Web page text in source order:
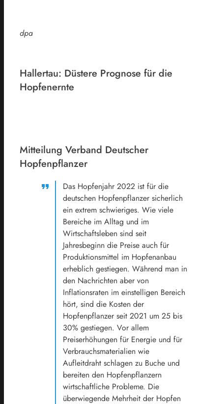
dpa
Hallertau: Düstere Prognose für die
Hopfenernte
Mitteilung Verband Deutscher
Hopfenpflanzer
Das Hopfenjahr 2022 ist für die
deutschen Hopfenpflanzer sicherlich
ein extrem schwieriges. Wie viele
Bereiche im Alltag und im
Wirtschaftsleben sind seit
Jahresbeginn die Preise auch für
Produktionsmittel im Hopfenanbau
erheblich gestiegen. Während man in
den Nachrichten aber von
Inflationsraten im einstelligen Bereich
hört, sind die Kosten der
Hopfenpflanzer seit 2021 um 25 bis
30% gestiegen. Vor allem
Preiserhöhungen für Energie und für
Verbrauchsmaterialien wie
Aufleitdraht schlagen zu Buche und
bereiten den Hopfenpflanzern
wirtschaftliche Probleme. Die
überwiegende Mehrheit der Hopfen